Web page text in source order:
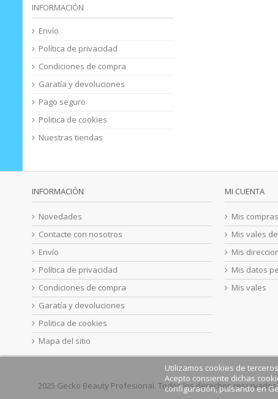
INFORMACIÓN
Envío
Política de privacidad
Condiciones de compra
Garatía y devoluciones
Pago seguro
Politica de cookies
Nuestras tiendas
INFORMACIÓN
Novedades
Contacte con nosotros
Envío
Política de privacidad
Condiciones de compra
Garatía y devoluciones
Politica de cookies
Mapa del sitio
MI CUENTA
Mis compras
Mis vales
Mis
Mis datos
Mis vales
Utilizamos cookies de
Acepto consiente dichas
configuración, pulsando en
2025 Gecko Beauty Profesional. Todos los derechos reservados.